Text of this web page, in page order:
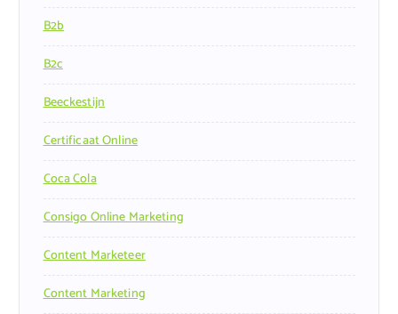
B2b
B2c
Beeckestijn
Certificaat Online
Coca Cola
Consigo Online Marketing
Content Marketeer
Content Marketing